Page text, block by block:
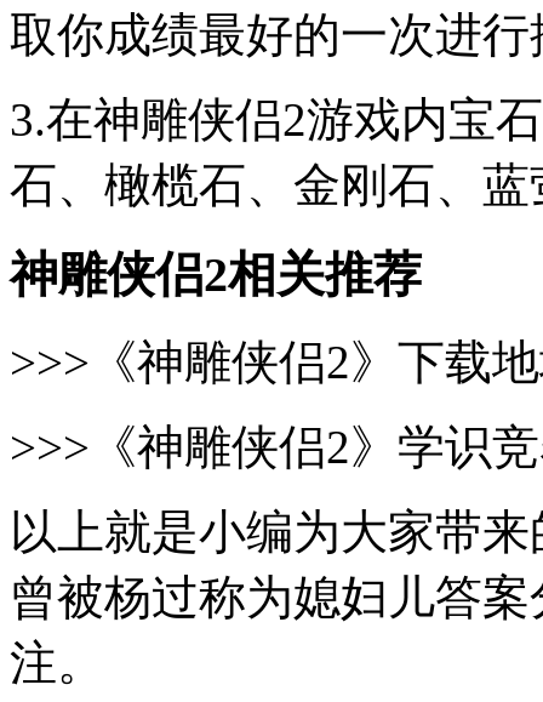
取你成绩最好的一次进
3.在神雕侠侣2游戏内宝
石、橄榄石、金刚石、
神雕侠侣2相关推荐
>>>《神雕侠侣2》下载
>>>《神雕侠侣2》学识
以上就是小编为大家带
曾被杨过称为媳妇儿答
注。